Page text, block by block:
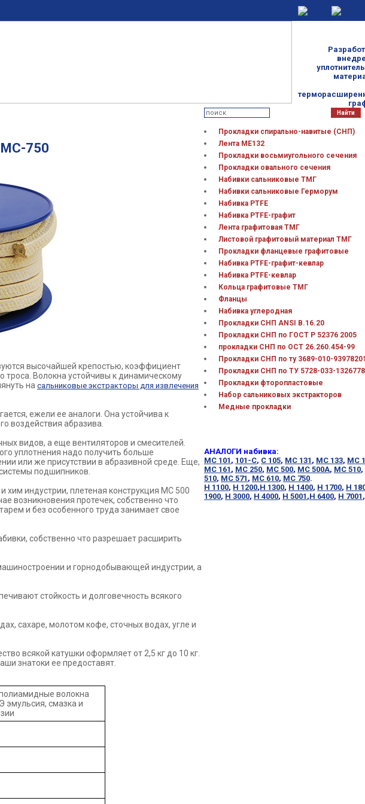
МС-750
высочайшей крепостью, коэффициент
троса. Волокна устойчивы к динамическому
на сальниковые экстракторы для извлечения
ежели ее аналоги. Она устойчива к
воздействия абразива.
видов, а еще вентиляторов и смесителей.
уплотнения надо получить больше
или же присутствии в абразивной среде. Еще,
подшипников.
индустрии, плетеная конструкция МС 500
возникновения протечек, собственно что
и без особенного труда занимает свое
собственно что разрешает расширить
и горнодобывающей индустрии, а
стойкость и долговечность всякого
сахаре, молотом кофе, сточных водах, угле и
всякой катушки оформляет от 2,5 кг до 10 кг.
знатоки ее предоставят.
волокна
эмульсия, смазка и
Прокладки спирально-навитые (СНП)
Лента МЕ132
Прокладки восьмиугольного сечения
Прокладки овального сечения
Набивки сальниковые ТМГ
Набивки сальниковые Герморум
Набивка PTFE
Набивка PTFE-графит
Лента графитовая ТМГ
Листовой графитовый материал ТМГ
Прокладки фланцевые графитовые
Набивка PTFE-графит-кевлар
Набивка PTFE-кевлар
Кольца графитовые ТМГ
Фланцы
Набивка углеродная
Прокладки СНП ANSI В.16.20
Прокладки СНП по ГОСТ Р 52376 2005
прокладки СНП по ОСТ 26.260.454-99
Прокладки СНП по ту 3689-010-
Прокладки СНП по ТУ 5728-033-
Прокладки фторопластовые
Набор сальниковых экстракторов
Медные прокладки
АНАЛОГИ набивка:
МС 101 , 101-С, С 105, МС 131 , МС 133, МС
МС 161 , МС 250, МС 500, МС 500А, МС 510,
510, МС 571 , МС 610, МС 750.
Н 1100, Н 1200,Н 1300, Н 1400, Н 1700, Н
1900, Н 3000, Н 4000, Н 5001 ,Н 6400, Н 7001